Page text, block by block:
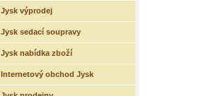
Jysk výprodej
Jysk sedací soupravy
Jysk nabídka zboží
Internetový obchod Jysk